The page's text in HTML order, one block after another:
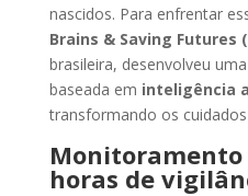
nascidos. Para enfrentar
Brains & Saving Futures
brasileira, desenvolveu
baseada em inteligência
transformando os
horas de